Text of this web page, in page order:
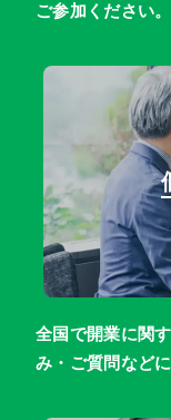
ご参加ください。
全国で開業に関
み・ご質問など